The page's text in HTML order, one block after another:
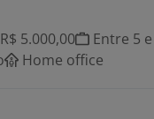
5.000,00
Entre 5
Home office